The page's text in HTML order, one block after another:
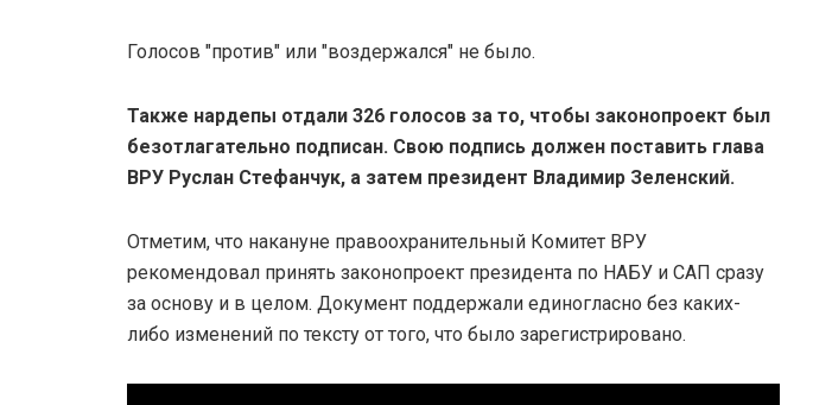
Голосов "против" или "воздержался" не было.
Также нардепы отдали 326 голосов за то, чтобы законопроект был
безотлагательно подписан. Свою подпись должен поставить глава
ВРУ Руслан Стефанчук, а затем президент Владимир Зеленский.
Отметим, что накануне правоохранительный Комитет ВРУ
рекомендовал принять законопроект президента по НАБУ и САП сразу
за основу и в целом. Документ поддержали единогласно без каких-
либо изменений по тексту от того, что было зарегистрировано.